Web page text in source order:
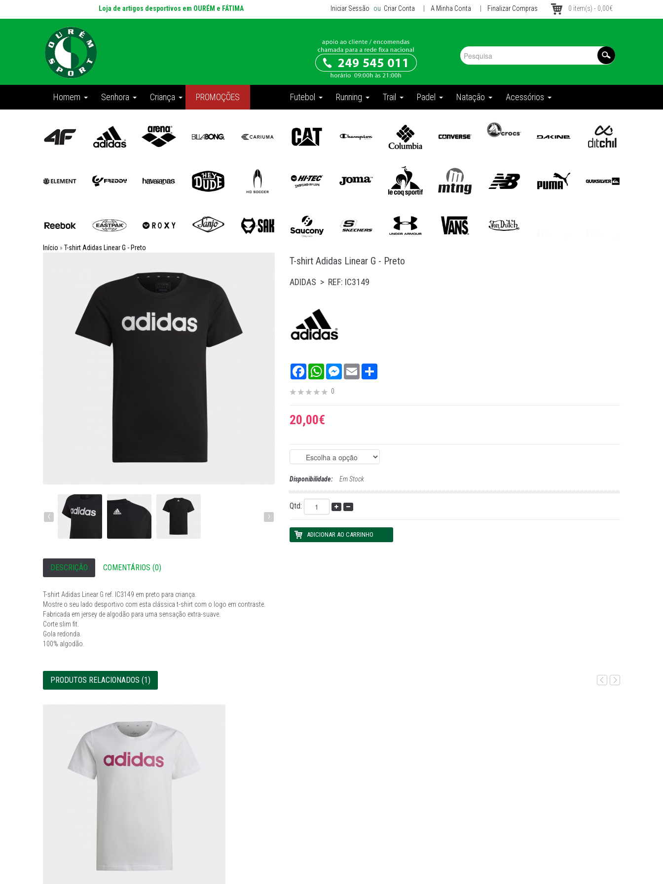
Loja de artigos desportivos em OURÉM e FÁTIMA Iniciar Sessão ou Criar Conta 0 item(s) - 0,00€
A Minha Conta Finalizar Compras
Homem Senhora Criança PROMOÇÕES Futebol Running Trail Padel Natação Acessórios
Início » T-shirt Adidas Linear G - Preto
‹ ›
T-shirt Adidas Linear G - Preto
ADIDAS > REF: IC3149
FacebookWhatsAppMessenger
Email
0
20,00€
Disponibilidade: Em Stock
Qtd:
DESCRIÇÃO COMENTÁRIOS (0)
T-shirt Adidas Linear G ref. IC3149 em preto para criança.
Mostre o seu lado desportivo com esta clássica t-shirt com o logo em contraste.
Fabricada em jersey de algodão para uma sensação extra-suave.
Corte slim fit.
Gola redonda.
100% algodão.
PRODUTOS RELACIONADOS (1)